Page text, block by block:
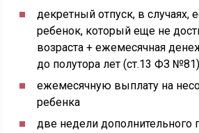
декретный отпуск, в случаях,
ребенок, который еще не
возраста + ежемесячная
до полутора лет (ст.13 ФЗ
ежемесячную выплату на
ребенка
две недели дополнительного